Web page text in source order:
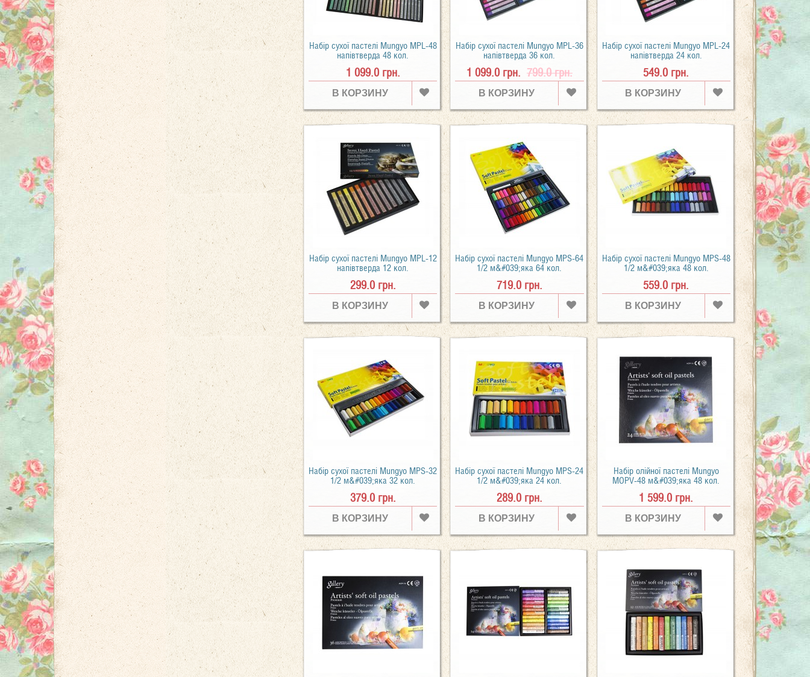
Набір сухої пастелі Mungyo MPL-48
напівтверда 48 кол.
1 099.0 грн.
В КОРЗИНУ
Набір сухої пастелі Mungyo MPL-36
напівтверда 36 кол.
1 099.0 грн. 799.0 грн.
В КОРЗИНУ
Набір сухої пастелі Mungyo MPL-24
напівтверда 24 кол.
549.0 грн.
В КОРЗИНУ
Набір сухої пастелі Mungyo MPL-12
напівтверда 12 кол.
299.0 грн.
В КОРЗИНУ
Набір сухої пастелі Mungyo MPS-64
1/2 м&#039;яка 64 кол.
719.0 грн.
В КОРЗИНУ
Набір сухої пастелі Mungyo MPS-48
1/2 м&#039;яка 48 кол.
559.0 грн.
В КОРЗИНУ
Набір сухої пастелі Mungyo MPS-32
1/2 м&#039;яка 32 кол.
379.0 грн.
В КОРЗИНУ
Набір сухої пастелі Mungyo MPS-24
1/2 м&#039;яка 24 кол.
289.0 грн.
В КОРЗИНУ
Набір олійної пастелі Mungyo
MOPV-48 м&#039;яка 48 кол.
1 599.0 грн.
В КОРЗИНУ